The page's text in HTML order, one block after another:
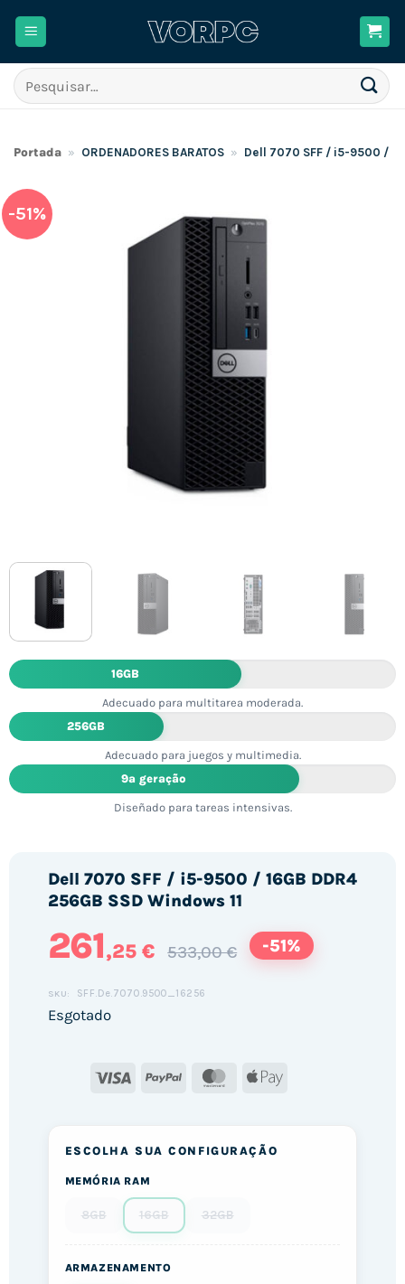
Pesquisar
por:
Portada » ORDENADORES BARATOS » Dell 7070 SFF / i5-9500 /
-51%
16GB
Adecuado para multitarea moderada.
256GB
Adecuado para juegos y multimedia.
9ª geração
Diseñado para tareas intensivas.
Dell 7070 SFF / i5-9500 / 16GB DDR4
256GB SSD Windows 11
261,25 € 533,00 € -51%
SKU: SFF.De.7070.9500_16256
Esgotado
Visa PayPal MasterCard
Apple
ESCOLHA SUA CONFIGURAÇÃO
MEMÓRIA RAM
8GB 16GB 32GB
ARMAZENAMENTO